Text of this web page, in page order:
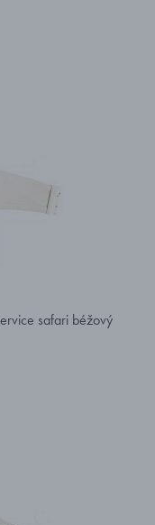
safari béžový